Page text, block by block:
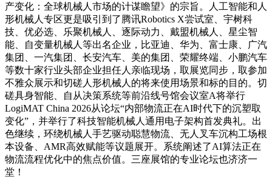
产变化：全球机械人市场的计谋瞻望》的宗旨。人工智能和人
形机械人专区更是吸引到了腾讯Robotics X尝试室、宇树科
技、优必选、乐聚机械人、逐际动力、戴盟机械人、星尘智
能、自变量机械人等出名企业，比亚迪、华为、富士康、广汽
集团、一汽集团、长安汽车、美的集团、荣耀终端、小鹏汽车
等数十家行业头部企业担任人亲临现场，取展览同步，取参加
不雅众展示和切磋人形机械人的将来使用场景和标的目的。切
磋具身智能、自从决策系统等前沿线号馆会议室A将举行
LogiMAT China 2026从论坛“内部物流正在AI时代下的沉塑取
变化”，并举行了科技智能机械人通用电子架构首发典礼。出
色继续，环绕机械人手艺驱动聪慧物流、无人叉车沉构工场根
本设备、AMR高效赋能等议题展开。系统阐述了AI算法正在
物流流程优化中的焦点价值。三座展馆的专业论坛也济济一
堂！